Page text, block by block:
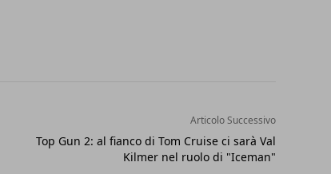
Articolo Successivo
Top Gun 2: al fianco di Tom Cruise ci sarà Val
Kilmer nel ruolo di "Iceman"